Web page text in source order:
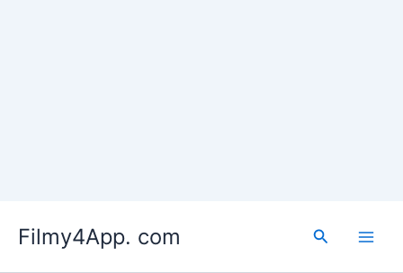
content
Filmy4App. com Search